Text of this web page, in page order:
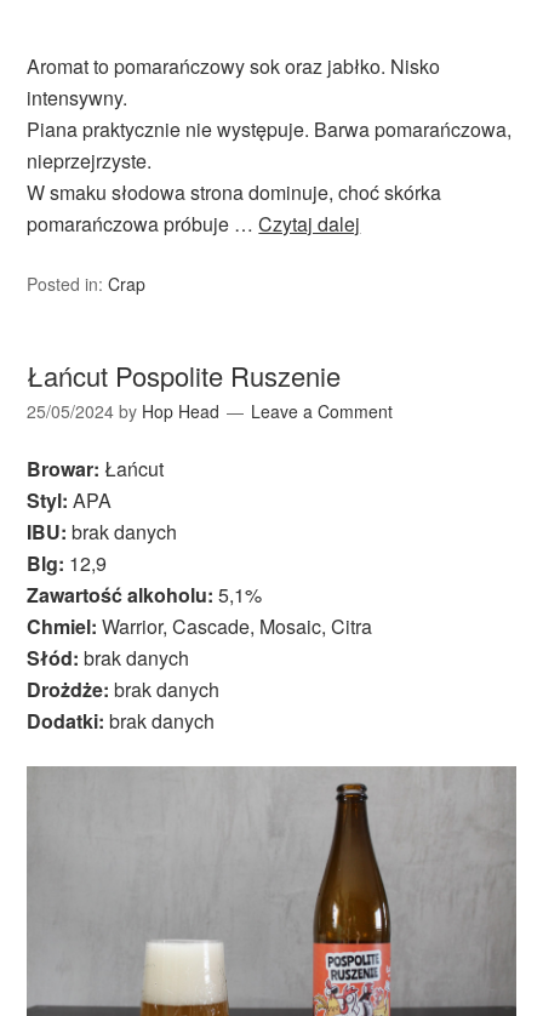
Aromat to pomarańczowy sok oraz jabłko. Nisko
intensywny.
Piana praktycznie nie występuje. Barwa pomarańczowa,
nieprzejrzyste.
W smaku słodowa strona dominuje, choć skórka
pomarańczowa próbuje …Czytaj dalej
Posted in:Crap
Łańcut Pospolite Ruszenie
25/05/2024 by Hop Head Leave a Comment
Browar: Łańcut
Styl: APA
IBU: brak danych
Blg: 12,9
Zawartość alkoholu: 5,1%
Chmiel: Warrior, Cascade, Mosaic, Citra
Słód: brak danych
Drożdże: brak danych
Dodatki: brak danych